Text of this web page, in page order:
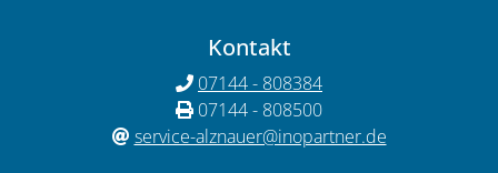
Kontakt
07144 - 808384
07144 - 808500
service-alznauer@inopartner.de